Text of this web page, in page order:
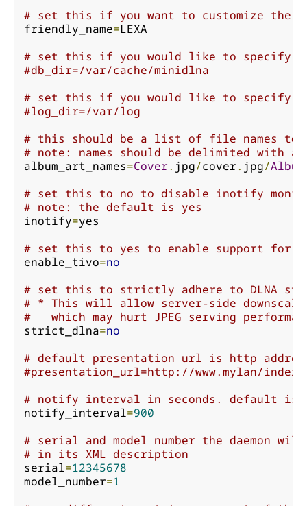
# set this if you want to customize the
friendly_name=LEXA
# set this if you would like to specify the
#db_dir=/var/cache/minidlna
# set this if you would like to specify
#log_dir=/var/log
# this should be a list of file names to
# note: names should be delimited with
album_art_names=Cover. jpg/cover. jpg/
# set this to no to disable inotify
# note: the default is yes
inotify=yes
# set this to yes to enable support for
enable_tivo=no
# set this to strictly adhere to DLNA
# * This will allow server-side
#   which may hurt JPEG serving
strict_dlna=no
# default presentation url is http
#presentation_url=http://www.mylan/
# notify interval in seconds. default is
notify_interval=900
# serial and model number the daemon
# in its XML description
serial=12345678
model_number=1